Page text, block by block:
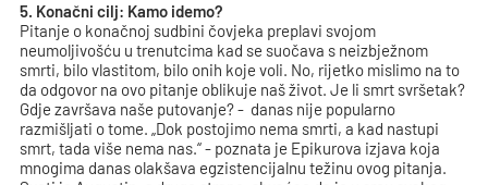
5. Konačni cilj: Kamo idemo?
Pitanje o konačnoj sudbini čovjeka preplavi svojom
neumoljivošću u trenutcima kad se suočava s neizbježnom
smrti, bilo vlastitom, bilo onih koje voli. No, rijetko mislimo na to
da odgovor na ovo pitanje oblikuje naš život. Je li smrt svršetak?
Gdje završava naše putovanje? - danas nije popularno
razmišljati o tome. „Dok postojimo nema smrti, a kad nastupi
smrt, tada više nema nas.“ - poznata je Epikurova izjava koja
mnogima danas olakšava egzistencijalnu težinu ovog pitanja.